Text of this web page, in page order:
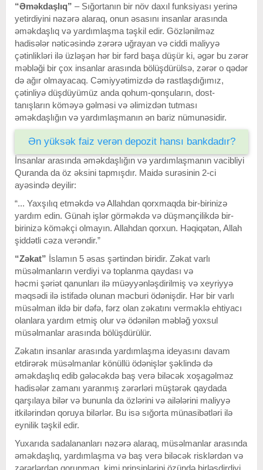
“Əməkdaşlıq” – Sığortanın bir növ daxıl funksiyası yerinə
yetirdiyini nəzərə alaraq, onun əsasını insanlar arasında
əməkdaşlıq və yardımlaşma təşkil edir. Gözlənilməz
hadisələr nəticəsində zərərə uğrayan və ciddi maliyyə
çətinlikləri ilə üzləşən hər bir fərd başa düşür ki, əgər bu zərər
məbləği bir çox insanlar arasında bölüşdürülsə, zərər o qədər
də ağır olmayacaq. Cəmiyyətimizdə də rastlaşdığımız,
çətinliyə düşdüyümüz anda qohum-qonşuların, dost-
tanışların köməyə gəlməsi və əlimizdən tutması
əməkdaşlığın və yardımlaşmanın ən bariz nümunəsidir.
Ən yüksək faiz verən depozit hansı bankdadır?
İnsanlar arasında əməkdaşlığın və yardımlaşmanın vacibliyi
Quranda da öz əksini tapmışdır. Maidə surəsinin 2-ci
ayəsində deyilir:
“... Yaxşılıq etməkdə və Allahdan qorxmaqda bir-birinizə
yardım edin. Günah işlər görməkdə və düşmənçilikdə bir-
birinizə köməkçi olmayın. Allahdan qorxun. Həqiqətən, Allah
şiddətli cəza verəndir.”
“Zəkat” İslamın 5 əsas şərtindən biridir. Zəkat varlı
müsəlmanların verdiyi və toplanma qaydası və
həcmi şəriət qanunları ilə müəyyənləşdirilmiş və xeyriyyə
məqsədi ilə istifadə olunan məcburi ödənişdir. Hər bir varlı
müsəlman ildə bir dəfə, fərz olan zəkatını verməklə ehtiyacı
olanlara yardım etmiş olur və ödənilən məbləğ yoxsul
müsəlmanlar arasında bölüşdürülür.
Zəkatın insanlar arasında yardımlaşma ideyasını davam
etdirərək müsəlmanlar könüllü ödənişlər şəklində də
əməkdaşlıq edib gələcəkdə baş verə biləcək xoşagəlməz
hadisələr zamanı yaranmış zərərləri müştərək qaydada
qarşılaya bilər və bununla da özlərini və ailələrini maliyyə
itkilərindən qoruya bilərlər. Bu isə sığorta münasibətləri ilə
eynilik təşkil edir.
Yuxarıda sadalananları nəzərə alaraq, müsəlmanlar arasında
əməkdaşlıq, yardımlaşma və baş verə biləcək risklərdən və
zərərlərdən qorunmaq kimi prinsiplərini özündə birləşdirdiyi